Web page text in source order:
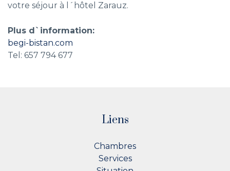
votre séjour à l´hôtel Zarauz.
Plus d`information:
begi-bistan.com
Tel: 657 794 677
Liens
Chambres
Services